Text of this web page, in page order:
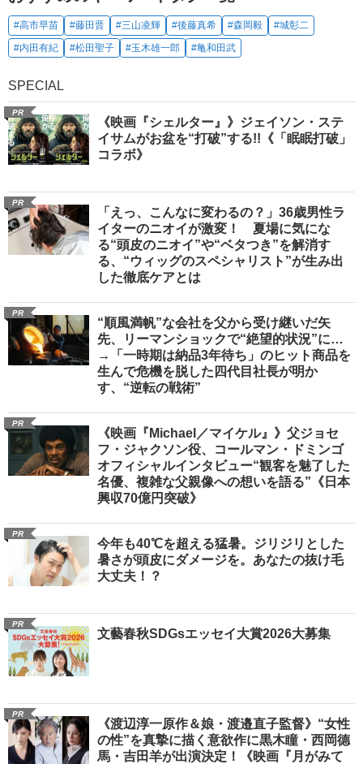
#高市早苗 #藤田晋 #三山凌輝 #後藤真希 #森岡毅
#城彰二
#内田有紀
#松田聖子 #玉木雄一郎 #亀和田武
SPECIAL
PR
《映画『シェルター』》ジェイソン・ステ
イサムがお盆を“打破”する!!《「眠眠打破」
コラボ》
PR
「えっ、こんなに変わるの？」36歳男性ラ
イターのニオイが激変！ 夏場に気にな
る“頭皮のニオイ”や“ベタつき”を解消す
る、“ウィッグのスペシャリスト”が生み出
した徹底ケアとは
PR
“順風満帆”な会社を父から受け継いだ矢
先、リーマンショックで“絶望的状況”に…
→「一時期は納品3年待ち」のヒット商品を
生んで危機を脱した四代目社長が明か
す、“逆転の戦術”
PR
《映画『Michael／マイケル』》父ジョセ
フ・ジャクソン役、コールマン・ドミンゴ
オフィシャルインタビュー“観客を魅了した
名優、複雑な父親像への想いを語る”《日本
興収70億円突破》
PR
今年も40℃を超える猛暑。ジリジリとした
暑さが頭皮にダメージを。あなたの抜け毛
大丈夫！？
PR
文藝春秋SDGsエッセイ大賞2026大募集
PR
《渡辺淳一原作＆娘・渡邉直子監督》“女性
の性”を真摯に描く意欲作に黒木瞳・西岡德
馬・吉田羊が出演決定！《映画『月がみて